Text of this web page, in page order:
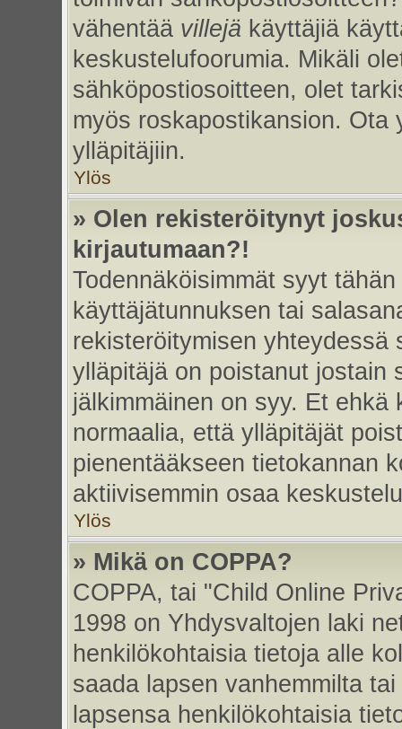
vähentää villejä käyttäjiä
keskustelufoorumia. Mikäli
sähköpostiosoitteen, olet
myös roskapostikansion. Ota
ylläpitäjiin.
Ylös
» Olen rekisteröitynyt
kirjautumaan?!
Todennäköisimmät syyt
käyttäjätunnuksen tai
rekisteröitymisen yhteydessä
ylläpitäjä on poistanut jostain
jälkimmäinen on syy. Et
normaalia, että ylläpitäjät
pienentääkseen tietokannan
aktiivisemmin osaa
Ylös
» Mikä on COPPA?
COPPA, tai "Child Online
1998 on Yhdysvaltojen laki
henkilökohtaisia tietoja alle
saada lapsen vanhemmilta
lapsensa henkilökohtaisia